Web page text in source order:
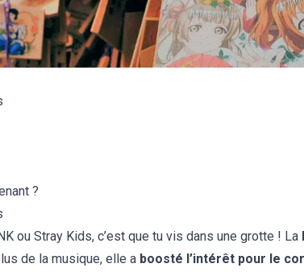
?
ou Stray Kids, c’est que tu vis dans une grotte ! La
de la musique, elle a boosté l’intérêt pour le